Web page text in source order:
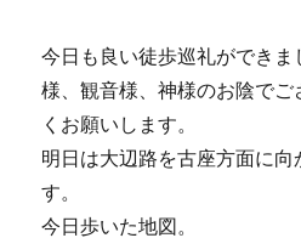
今日も良い徒歩巡礼ができま
様、観音様、神様のお陰でご
くお願いします。
明日は大辺路を古座方面に向
す。
今日歩いた地図。